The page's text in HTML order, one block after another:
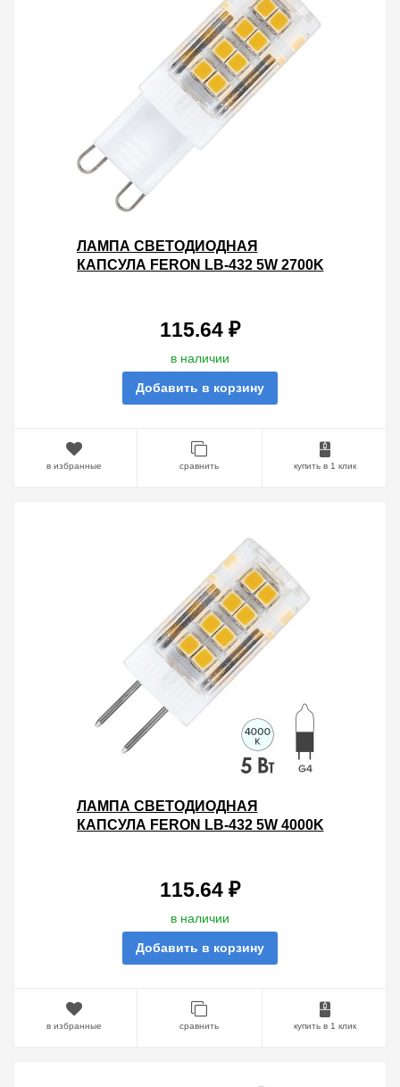
ЛАМПА СВЕТОДИОДНАЯ
КАПСУЛА FERON LB-432 5W 2700K
115.64 ₽
в наличии
Добавить в корзину
в избранные сравнить купить в 1 клик
ЛАМПА СВЕТОДИОДНАЯ
КАПСУЛА FERON LB-432 5W 4000K
115.64 ₽
в наличии
Добавить в корзину
в избранные сравнить купить в 1 клик